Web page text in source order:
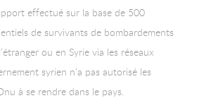
effectué sur la base de 500
de survivants de bombardements
ou en Syrie via les réseaux
syrien n’a pas autorisé les
à se rendre dans le pays.